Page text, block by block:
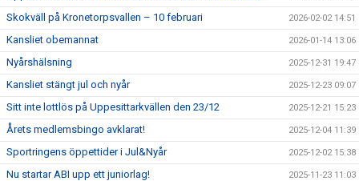
Skokväll på Kronetorpsvallen – 10 februari 2026-02-02 14:51
Kansliet obemannat 2026-01-14 13:06
Nyårshälsning 2025-12-31 19:47
Kansliet stängt jul och nyår 2025-12-23 09:07
Sitt inte lottlös på Uppesittarkvällen den 23/12 2025-12-21 15:23
Årets medlemsbingo avklarat! 2025-12-04 11:39
Sportringens öppettider i Jul&Nyår 2025-12-02 15:38
Nu startar ABI upp ett juniorlag! 2025-11-23 11:03